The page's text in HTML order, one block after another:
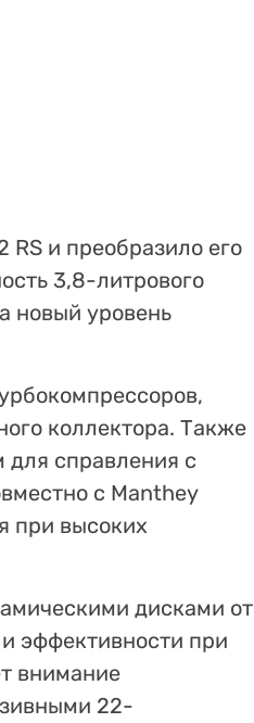
и преобразило его
3,8-литрового
новый уровень
коллектора. Также
для справления с
с Manthey
при высоких
дисками от
эффективности при
внимание
22-